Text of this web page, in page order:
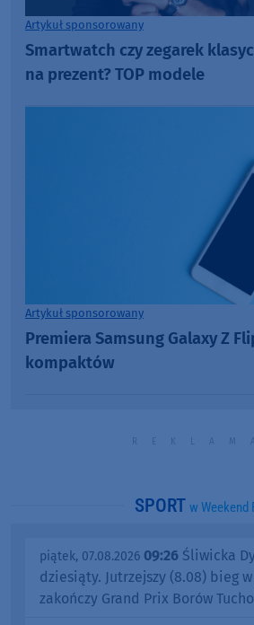
Artykuł sponsorowany
Smartwatch czy zegarek
na prezent? TOP modele
Artykuł sponsorowany
Premiera Samsung Galaxy Z
kompaktów
SPORT w Weekend
piątek, 07.08.2026 09:26 Śliwicka
dziesiąty. Jutrzejszy (8.08) bieg
zakończy Grand Prix Borów